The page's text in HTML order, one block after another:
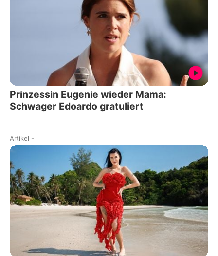
Prinzessin Eugenie wieder Mama:
Schwager Edoardo gratuliert
Artikel -